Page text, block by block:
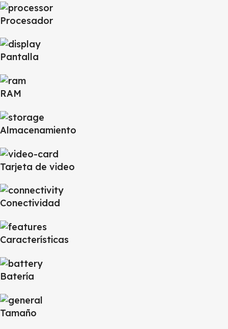
Procesador
Pantalla
RAM
Almacenamiento
Tarjeta de video
Conectividad
Características
Batería
Tamaño